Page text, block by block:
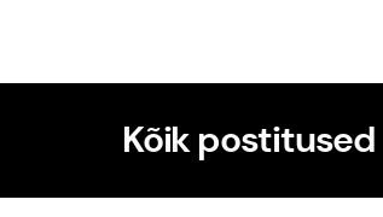
Kõik postitused